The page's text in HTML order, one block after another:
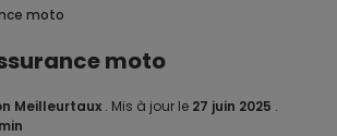
moto
moto
Meilleurtaux . Mis à jour le 27 juin 2025 .